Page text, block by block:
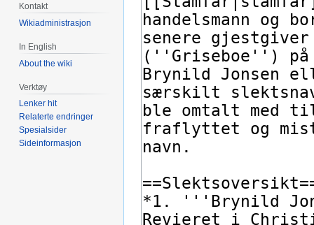
Kontakt
Wikiadministrasjon
In English
About the wiki
Verktøy
Lenker hit
Relaterte endringer
Spesialsider
Sideinformasjon